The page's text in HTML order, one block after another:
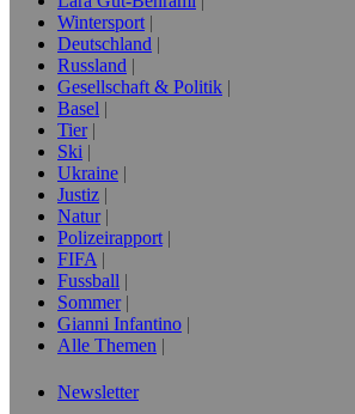
Wintersport
Deutschland
Russland
Gesellschaft & Politik
Basel
Tier
Ski
Ukraine
Justiz
Natur
Polizeirapport
FIFA
Fussball
Sommer
Gianni Infantino
Alle Themen
Newsletter